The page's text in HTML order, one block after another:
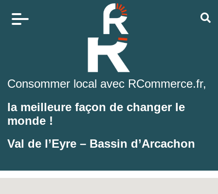
Consommer local avec RCommerce.fr,
la meilleure façon de changer le
monde !
Val de l’Eyre – Bassin d’Arcachon